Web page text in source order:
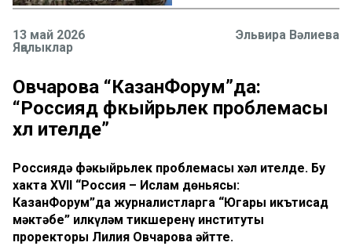
13 май 2026
Яңалыклар
Эльвира Вәлиева
Овчарова “КазанФорум”да:
“Россиядә фәкыйрьлек проблемасы
хәл ителде”
Россиядә фәкыйрьлек проблемасы хәл ителде. Бу
хакта XVII “Россия – Ислам дөньясы:
КазанФорум”да журналистларга “Югары икътисад
мәктәбе” илкүләм тикшеренү институты
проректоры Лилия Овчарова әйтте.